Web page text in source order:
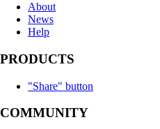
About
News
Help
PRODUCTS
"Share" button
COMMUNITY